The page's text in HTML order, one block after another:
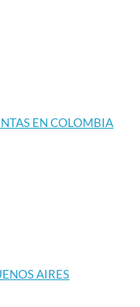
EN COLOMBIA
AIRES